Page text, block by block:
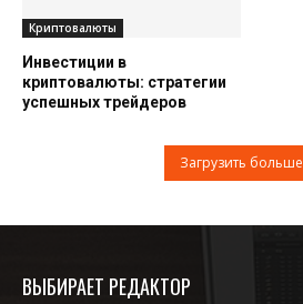
Криптовалюты
Инвестиции в
криптовалюты: стратегии
успешных трейдеров
Загрузить больше
ВЫБИРАЕТ РЕДАКТОР